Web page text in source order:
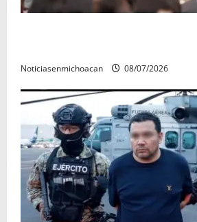
Noticiasenmichoacan 08/07/2026